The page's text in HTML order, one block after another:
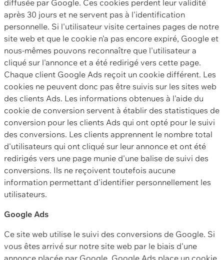
diffusée par Google. Ces cookies perdent leur validité
après 30 jours et ne servent pas à l'identification
personnelle. Si l'utilisateur visite certaines pages de notre
site web et que le cookie n'a pas encore expiré, Google et
nous-mêmes pouvons reconnaître que l'utilisateur a
cliqué sur l'annonce et a été redirigé vers cette page.
Chaque client Google Ads reçoit un cookie différent. Les
cookies ne peuvent donc pas être suivis sur les sites web
des clients Ads. Les informations obtenues à l'aide du
cookie de conversion servent à établir des statistiques de
conversion pour les clients Ads qui ont opté pour le suivi
des conversions. Les clients apprennent le nombre total
d'utilisateurs qui ont cliqué sur leur annonce et ont été
redirigés vers une page munie d'une balise de suivi des
conversions. Ils ne reçoivent toutefois aucune
information permettant d'identifier personnellement les
utilisateurs.
Google Ads
Ce site web utilise le suivi des conversions de Google. Si
vous êtes arrivé sur notre site web par le biais d'une